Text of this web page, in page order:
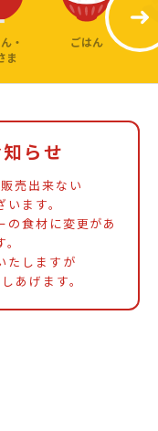
・
ま
ごはん
らせ
売出来ない
ます。
の食材に変更があ
たしますが
あげます。